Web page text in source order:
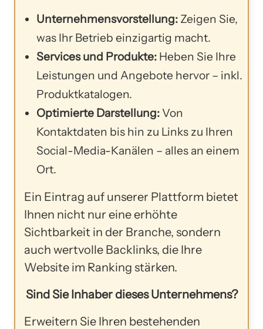
Unternehmensvorstellung: Zeigen Sie,
was Ihr Betrieb einzigartig macht.
Services und Produkte: Heben Sie Ihre
Leistungen und Angebote hervor – inkl.
Produktkatalogen.
Optimierte Darstellung:Von
Kontaktdaten bis hin zu Links zu Ihren
Social-Media-Kanälen – alles an einem
Ort.
Ein Eintrag auf unserer Plattform bietet
Ihnen nicht nur eine erhöhte
Sichtbarkeit in der Branche, sondern
auch wertvolle Backlinks, die Ihre
Website im Ranking stärken.
Sind Sie Inhaber dieses Unternehmens?
Erweitern Sie Ihren bestehenden